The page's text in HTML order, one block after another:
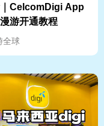
CelcomDigi App
游开通教程
全球